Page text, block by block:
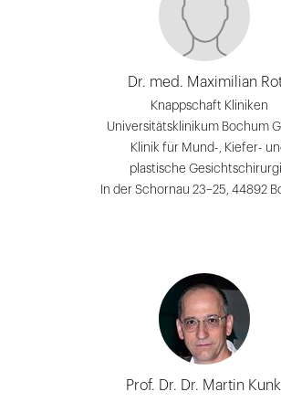
Dr. med. Maximilian
Knappschaft Kliniken
Universitätsklinikum Bochum
Klinik für Mund-, Kiefer-
plastische
In der Schornau 23–25, 44892
Prof. Dr. Dr. Martin